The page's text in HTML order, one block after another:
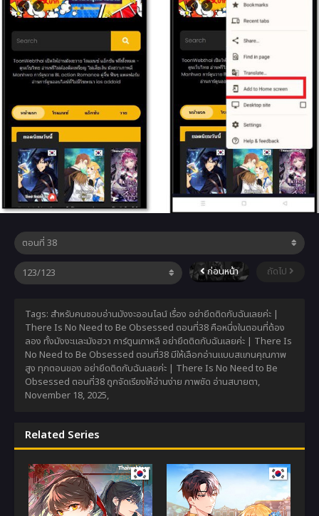
ก่อนหน้า ถัดไป
Tags: สำหรับคนชอบอ่านมังงะออนไลน์ เรื่อง อย่ายึดติดกับฉันเลยค่ะ |
There Is No Need to Be Obsessed ตอนที่38 คือหนึ่งในตอนที่ต้อง
ลอง ทั้งมังงะและมังฮวา การ์ตูนเกาหลี อย่ายึดติดกับฉันเลยค่ะ | There Is
No Need to Be Obsessed ตอนที่38 มีให้เลือกอ่านแบบสแกนคุณภาพ
สูง ทุกตอนของ อย่ายึดติดกับฉันเลยค่ะ | There Is No Need to Be
Obsessed ตอนที่38 ถูกจัดเรียงให้อ่านง่าย ภาพชัด อ่านสบายตา,
November 18, 2025,
Related Series